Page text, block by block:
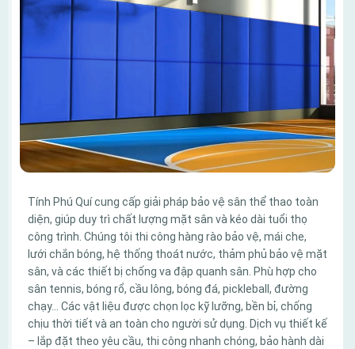
Tính Phú Quí cung cấp giải pháp bảo vệ sân thể thao toàn
diện, giúp duy trì chất lượng mặt sân và kéo dài tuổi thọ
công trình. Chúng tôi thi công hàng rào bảo vệ, mái che,
lưới chắn bóng, hệ thống thoát nước, thảm phủ bảo vệ mặt
sân, và các thiết bị chống va đập quanh sân. Phù hợp cho
sân tennis, bóng rổ, cầu lông, bóng đá, pickleball, đường
chạy… Các vật liệu được chọn lọc kỹ lưỡng, bền bỉ, chống
chịu thời tiết và an toàn cho người sử dụng. Dịch vụ thiết kế
– lắp đặt theo yêu cầu, thi công nhanh chóng, bảo hành dài